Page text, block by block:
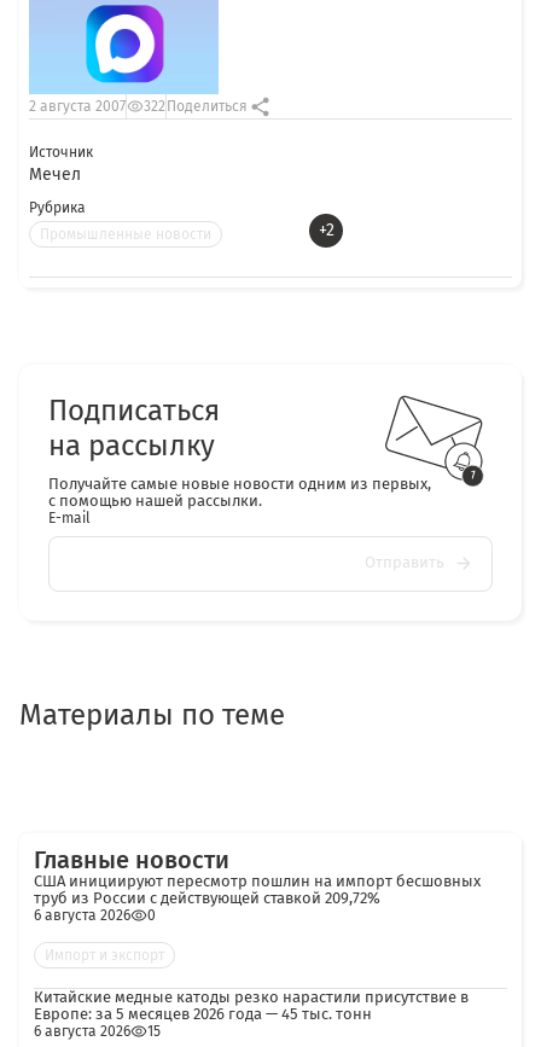
Источник
Мечел
Рубрика
Промышленные новости
+2
2 августа 2007 322 Поделиться
Подписаться
на рассылку
Получайте самые новые новости одним из первых,
с помощью нашей рассылки.
E-mail
Отправить
Материалы по теме
Главные новости
США инициируют пересмотр пошлин на импорт бесшовных
труб из России с действующей ставкой 209,72%
6 августа 2026 0
Импорт и экспорт
Китайские медные катоды резко нарастили присутствие в
Европе: за 5 месяцев 2026 года — 45 тыс. тонн
6 августа 2026 15